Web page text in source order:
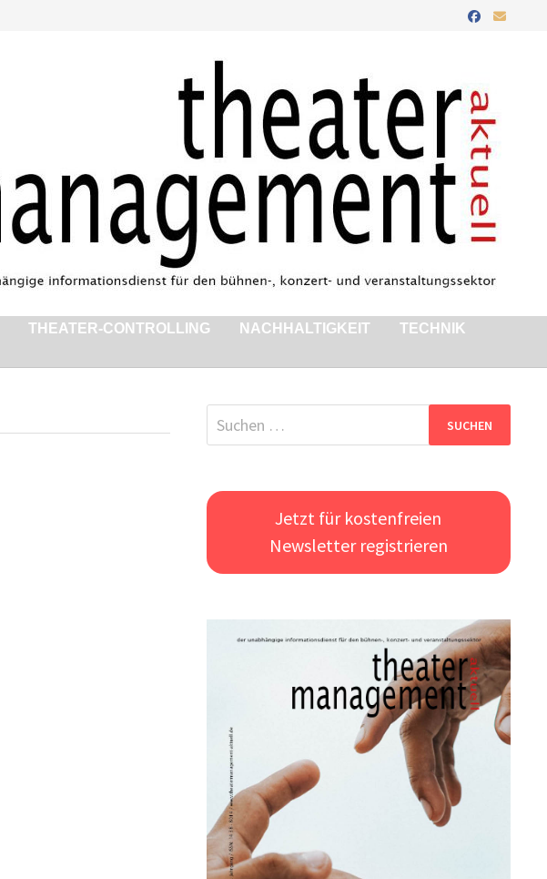
THEATER-CONTROLLING NACHHALTIGKEIT
TECHNIK
Suchen
nach:
Jetzt für kostenfreien
Newsletter registrieren